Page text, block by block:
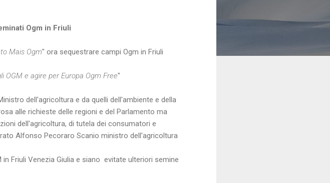
Ogm in Friuli
Mais Ogm" ora sequestrare campi Ogm in Friuli
OGM e agire per Europa Ogm Free"
dell'agricoltura e da quelli dell'ambiente e della
alle richieste delle regioni e del Parlamento ma
dell'agricoltura, di tutela dei consumatori e
Alfonso Pecoraro Scanio ministro dell'agricoltura
Friuli Venezia Giulia e siano evitate ulteriori semine